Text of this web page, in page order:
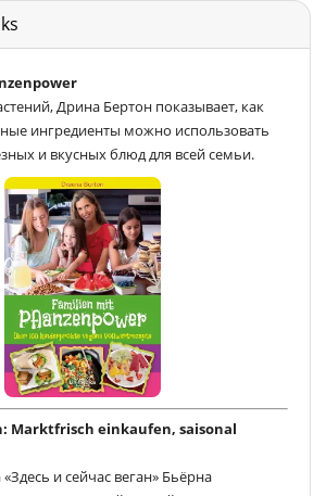
Дрина Бертон показывает, как
ингредиенты можно использовать
и вкусных блюд для всей семьи.
Marktfrisch einkaufen, saisonal
и сейчас веган» Бьёрна